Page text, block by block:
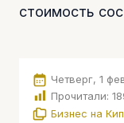
стоимость
Четверг, 1
Прочитали:
Бизнес на